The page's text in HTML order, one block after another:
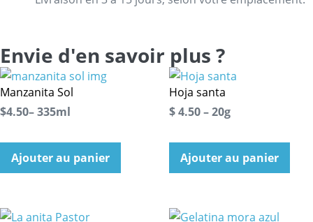
Envie d'en savoir plus ?
Manzanita Sol
$4.50– 335ml
Ajouter au panier
Hoja santa
$ 4.50 – 20g
Ajouter au panier